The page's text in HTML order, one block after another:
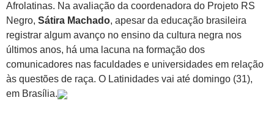
Afrolatinas. Na avaliação da coordenadora do Projeto RS
Negro, Sátira Machado, apesar da educação brasileira
registrar algum avanço no ensino da cultura negra nos
últimos anos, há uma lacuna na formação dos
comunicadores nas faculdades e universidades em relação
às questões de raça. O Latinidades vai até domingo (31),
em Brasília.